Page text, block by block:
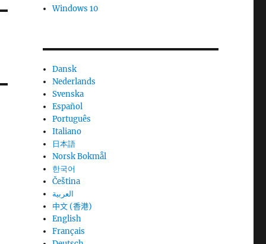
Windows 10
Dansk
Nederlands
Svenska
Español
Português
Italiano
日本語
Norsk Bokmål
한국어
Čeština
العربية
中文 (香港)
English
Français